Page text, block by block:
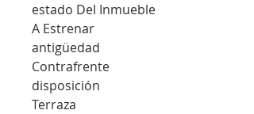
estado Del Inmueble
A Estrenar
antigüedad
Contrafrente
disposición
Terraza